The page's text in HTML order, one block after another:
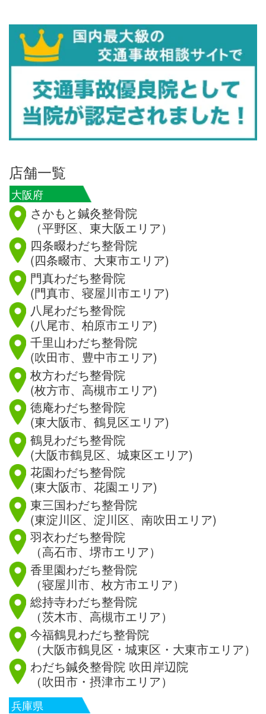
店舗一覧
大阪府
さかもと鍼灸整骨院
（平野区、東大阪エリア）
四条畷わだち整骨院
(四条畷市、大東市エリア)
門真わだち整骨院
(門真市、寝屋川市エリア)
八尾わだち整骨院
(八尾市、柏原市エリア)
千里山わだち整骨院
(吹田市、豊中市エリア)
枚方わだち整骨院
(枚方市、高槻市エリア)
徳庵わだち整骨院
(東大阪市、鶴見区エリア)
鶴見わだち整骨院
(大阪市鶴見区、城東区エリア)
花園わだち整骨院
(東大阪市、花園エリア)
東三国わだち整骨院
(東淀川区、淀川区、南吹田エリア)
羽衣わだち整骨院
（高石市、堺市エリア）
香里園わだち整骨院
（寝屋川市、枚方市エリア）
総持寺わだち整骨院
（茨木市、高槻市エリア）
今福鶴見わだち整骨院
（大阪市鶴見区・城東区・大東市エリア）
わだち鍼灸整骨院 吹田岸辺院
（吹田市・摂津市エリア）
兵庫県